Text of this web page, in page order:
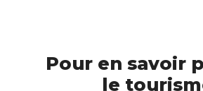
Pour en savoir
le